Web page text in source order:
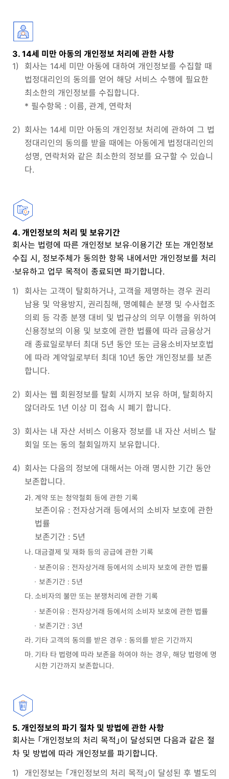
3. 14세 미만 아동의 개인정보 처리에 관한 사항
1)
회사는 14세 미만 아동에 대하여 개인정보를 수집할 때
법정대리인의 동의를 얻어 해당 서비스 수행에 필요한
최소한의 개인정보를 수집합니다.
* 필수항목 : 이름, 관계, 연락처
2) 회사는 14세 미만 아동의 개인정보 처리에 관하여 그 법
정대리인의 동의를 받을 때에는 아동에게 법정대리인의
성명, 연락처와 같은 최소한의 정보를 요구할 수 있습니
다.
4. 개인정보의 처리 및 보유기간
회사는 법령에 따른 개인정보 보유·이용기간 또는 개인정보
수집 시, 정보주체가 동의한 항목 내에서만 개인정보를 처리
·보유하고 업무 목적이 종료되면 파기합니다.
1)
회사는 고객이 탈회하거나, 고객을 제명하는 경우 권리
남용 및 악용방지, 권리침해, 명예훼손 분쟁 및 수사협조
의뢰 등 각종 분쟁 대비 및 법규상의 의무 이행을 위하여
신용정보의 이용 및 보호에 관한 법률에 따라 금융상거
래 종료일로부터 최대 5년 동안 또는 금융소비자보호법
에 따라 계약일로부터 최대 10년 동안 개인정보를 보존
합니다.
2) 회사는 웹 회원정보를 탈회 시까지 보유 하며, 탈회하지
않더라도 1년 이상 미 접속 시 폐기 합니다.
3) 회사는 내 자산 서비스 이용자 정보를 내 자산 서비스 탈
회일 또는 동의 철회일까지 보유합니다.
4) 회사는 다음의 정보에 대해서는 아래 명시한 기간 동안
보존합니다.
가. 계약 또는 청약철회 등에 관한 기록
-
보존이유 : 전자상거래 등에서의 소비자 보호에 관한
법률
-
보존기간 : 5년
나. 대금결제 및 재화 등의 공급에 관한 기록
보존이유 : 전자상거래 등에서의 소비자 보호에 관한 법률
보존기간 : 5년
다. 소비자의 불만 또는 분쟁처리에 관한 기록
보존이유 : 전자상거래 등에서의 소비자 보호에 관한 법률
보존기간 : 3년
라. 기타 고객의 동의를 받은 경우 : 동의를 받은 기간까지
마. 기타 타 법령에 따라 보존을 하여야 하는 경우, 해당 법령에 명
시한 기간까지 보존합니다.
5. 개인정보의 파기 절차 및 방법에 관한 사항
회사는 「개인정보의 처리 목적」이 달성되면 다음과 같은 절
차 및 방법에 따라 개인정보를 파기합니다.
1)
개인정보는 「개인정보의 처리 목적」이 달성된 후 별도의